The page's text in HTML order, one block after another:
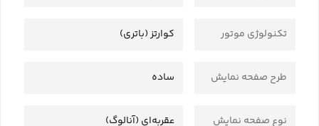
تکنولوژی موتور کوارتز (باتری)
طرح صفحه نمایش ساده
نوع صفحه نمایش عقربه‌ای (آنالوگ)